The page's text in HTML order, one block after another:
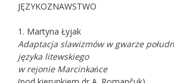
JĘZYKOZNAWSTWO
1. Martyna Łyjak
Adaptacja slawizmów w gwarze
języka litewskiego
w rejonie Marcinkańce